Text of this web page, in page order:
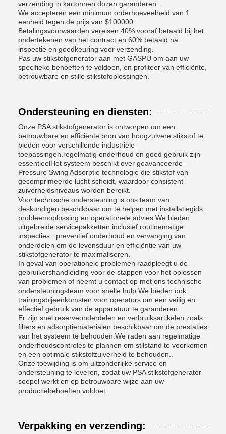
verzending in kartonnen dozen garanderen.
We accepteren een minimum orderhoeveelheid van 1
eenheid tegen de prijs van $100000.
Betalingsvoorwaarden vereisen 40% vooraf betaald bij het
ondertekenen van het contract en 60% betaald na
inspectie en goedkeuring voor verzending.
Pas uw stikstofgenerator aan met GASPU om aan uw
specifieke behoeften te voldoen, en profiteer van efficiënte,
betrouwbare en stille stikstofoplossingen.
Ondersteuning en diensten:
Onze PSA stikstofgenerator is ontworpen om een
betrouwbare en efficiënte bron van hoogzuivere stikstof te
bieden voor verschillende industriële
toepassingen.regelmatig onderhoud en goed gebruik zijn
essentieelHet systeem beschikt over geavanceerde
Pressure Swing Adsorptie technologie die stikstof van
gecomprimeerde lucht scheidt, waardoor consistent
zuiverheidsniveaus worden bereikt.
Voor technische ondersteuning is ons team van
deskundigen beschikbaar om te helpen met installatiegids,
probleemoplossing en operationele advies.We bieden
uitgebreide servicepakketten inclusief routinematige
inspecties., preventief onderhoud en vervanging van
onderdelen om de levensduur en efficiëntie van uw
stikstofgenerator te maximaliseren.
In geval van operationele problemen raadpleegt u de
gebruikershandleiding voor de stappen voor het oplossen
van problemen of neemt u contact op met ons technische
ondersteuningsteam voor snelle hulp.We bieden ook
trainingsbijeenkomsten voor operators om een veilig en
effectief gebruik van de apparatuur te garanderen.
Er zijn snel reserveonderdelen en verbruiksartikelen zoals
filters en adsorptiematerialen beschikbaar om de prestaties
van het systeem te behouden.We raden aan regelmatige
onderhoudscontroles te plannen om stilstand te voorkomen
en een optimale stikstofzuiverheid te behouden..
Onze toewijding is om uitzonderlijke service en
ondersteuning te leveren, zodat uw PSA stikstofgenerator
soepel werkt en op betrouwbare wijze aan uw
productiebehoeften voldoet.
Verpakking en verzending: